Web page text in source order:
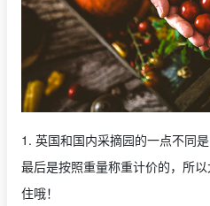
1. 英国和国内采摘园的一点不同
最后是按照重量称重计价的，所
住哦！